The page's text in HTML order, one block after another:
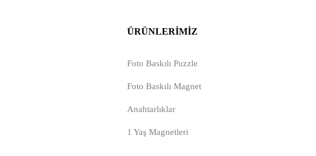
ÜRÜNLERIMIZ
Foto Baskılı Puzzle
Foto Baskılı Magnet
Anahtarlıklar
1 Yaş Magnetleri